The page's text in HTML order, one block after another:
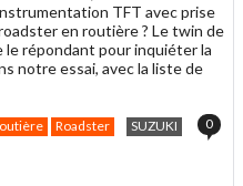
TFT avec prise
en routière ? Le twin de
le répondant pour inquiéter la
notre essai, avec la liste de
Roadster SUZUKI 0